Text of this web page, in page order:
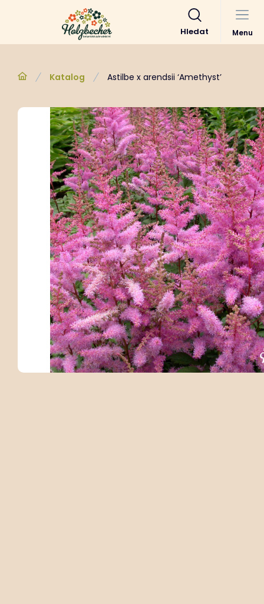
Hledat Menu
Katalog Astilbe x arendsii ‘Amethyst’